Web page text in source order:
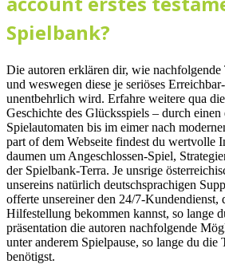
Spielbank?
Die autoren erklären dir, wie
und weswegen diese je seriöses
unentbehrlich wird. Erfahre weitere qua
Geschichte des Glücksspiels – durch einen
Spielautomaten bis im eimer nach
part of dem Webseite findest du wertvolle
daumen um Angeschlossen-Spiel,
der Spielbank-Terra. Je unsrige
unsereins natürlich deutschsprachigen
offerte unsereiner den 24/7-Kundendienst,
Hilfestellung bekommen kannst, so lange
präsentation die autoren nachfolgende
unter anderem Spielpause, so lange du die
benötigst.